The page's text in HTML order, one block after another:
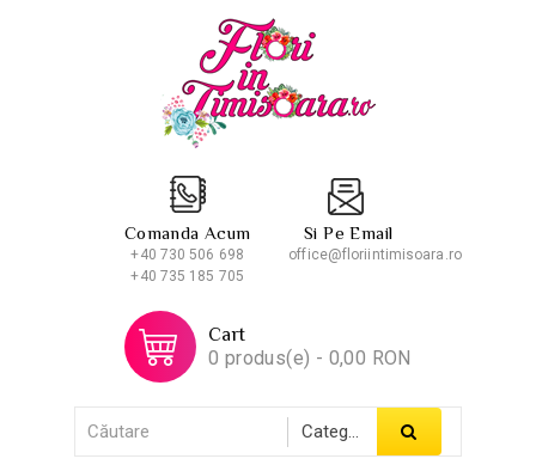
Comanda Acum
+40 730 506 698
+40 735 185 705
Si Pe Email
office@floriintimisoara.ro
Cart
0 produs(e) - 0,00 RON